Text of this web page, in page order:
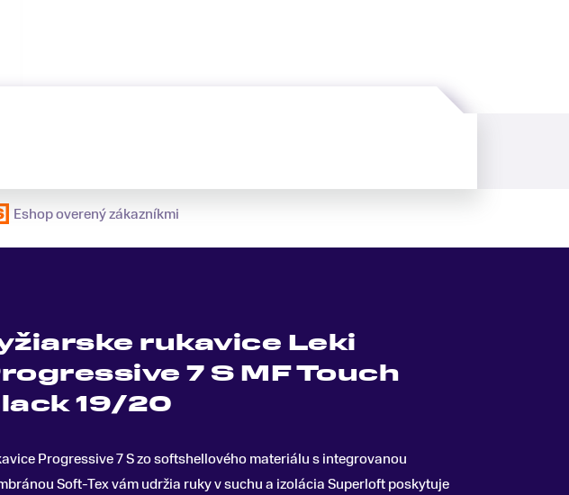
Eshop overený zákazníkmi
rukavice Leki
7 S MF Touch
19/20
Progressive 7 S zo softshellového materiálu s integrovanou
Soft-Tex vám udržia ruky v suchu a izolácia Superloft poskytuje